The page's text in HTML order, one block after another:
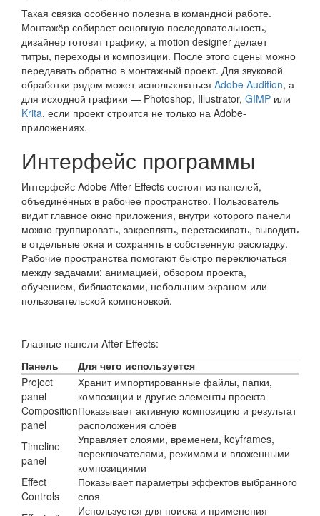
Такая связка особенно полезна в командной работе.
Монтажёр собирает основную последовательность,
дизайнер готовит графику, а motion designer делает
титры, переходы и композиции. После этого сцены можно
передавать обратно в монтажный проект. Для звуковой
обработки рядом может использоваться Adobe Audition, а
для исходной графики — Photoshop, Illustrator, GIMP или
Krita, если проект строится не только на Adobe-
приложениях.
Интерфейс программы
Интерфейс Adobe After Effects состоит из панелей,
объединённых в рабочее пространство. Пользователь
видит главное окно приложения, внутри которого панели
можно группировать, закреплять, перетаскивать, выводить
в отдельные окна и сохранять в собственную раскладку.
Рабочие пространства помогают быстро переключаться
между задачами: анимацией, обзором проекта,
обучением, библиотеками, небольшим экраном или
пользовательской компоновкой.
Главные панели After Effects:
Панель
Для чего используется
Project
panel
Хранит импортированные файлы, папки,
композиции и другие элементы проекта
Composition
panel
Показывает активную композицию и результат
расположения слоёв
Timeline
panel
Управляет слоями, временем, keyframes,
переключателями, режимами и вложенными
композициями
Effect
Controls
Показывает параметры эффектов выбранного
слоя
Используется для поиска и применения